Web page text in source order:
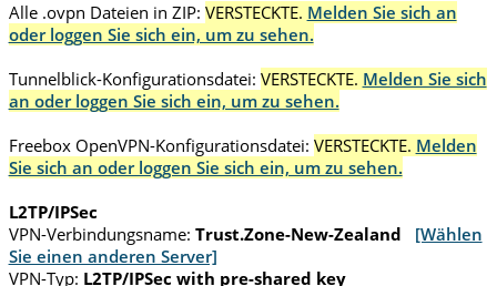
Alle .ovpn Dateien in ZIP: VERSTECKTE. Melden Sie sich an
oder loggen Sie sich ein, um zu sehen.
Tunnelblick-Konfigurationsdatei: VERSTECKTE. Melden Sie sich
an oder loggen Sie sich ein, um zu sehen.
Freebox OpenVPN-Konfigurationsdatei: VERSTECKTE. Melden
Sie sich an oder loggen Sie sich ein, um zu sehen.
L2TP/IPSec
VPN-Verbindungsname: Trust.Zone-New-Zealand
[Wählen
Sie einen anderen Server]
VPN-Typ: L2TP/IPSec with pre-shared key